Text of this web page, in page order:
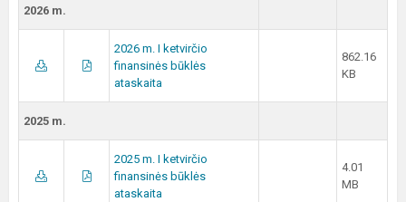
2026 m.
2026 m. I ketvirčio
finansinės būklės
ataskaita
862.16
KB
2025 m.
2025 m. I ketvirčio
finansinės būklės
ataskaita
4.01
MB